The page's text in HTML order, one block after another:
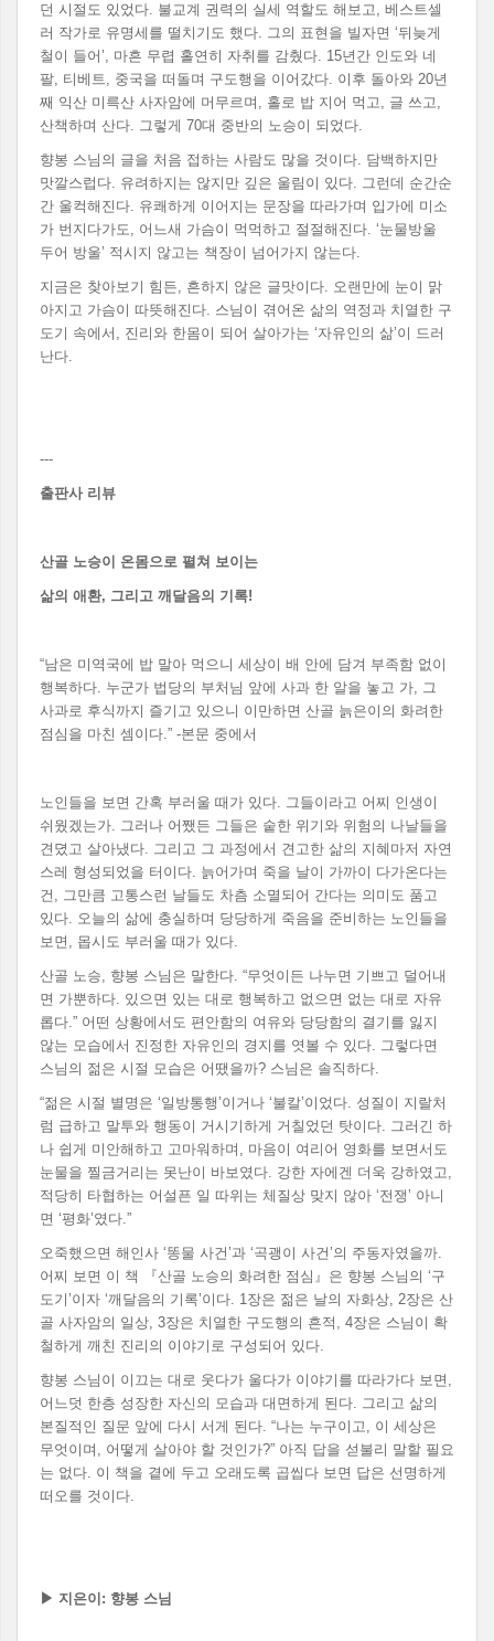
던 시절도 있었다. 불교계 권력의 실세 역할도 해보고, 베스트셀
러 작가로 유명세를 떨치기도 했다. 그의 표현을 빌자면 ‘뒤늦게
철이 들어’, 마흔 무렵 홀연히 자취를 감췄다. 15년간 인도와 네
팔, 티베트, 중국을 떠돌며 구도행을 이어갔다. 이후 돌아와 20년
째 익산 미륵산 사자암에 머무르며, 홀로 밥 지어 먹고, 글 쓰고,
산책하며 산다. 그렇게 70대 중반의 노승이 되었다.
향봉 스님의 글을 처음 접하는 사람도 많을 것이다. 담백하지만
맛깔스럽다. 유려하지는 않지만 깊은 울림이 있다. 그런데 순간순
간 울컥해진다. 유쾌하게 이어지는 문장을 따라가며 입가에 미소
가 번지다가도, 어느새 가슴이 먹먹하고 절절해진다. ‘눈물방울
두어 방울’ 적시지 않고는 책장이 넘어가지 않는다.
지금은 찾아보기 힘든, 흔하지 않은 글맛이다. 오랜만에 눈이 맑
아지고 가슴이 따뜻해진다. 스님이 겪어온 삶의 역정과 치열한 구
도기 속에서, 진리와 한몸이 되어 살아가는 ‘자유인의 삶’이 드러
난다.
---
출판사 리뷰
산골 노승이 온몸으로 펼쳐 보이는
삶의 애환, 그리고 깨달음의 기록!
“남은 미역국에 밥 말아 먹으니 세상이 배 안에 담겨 부족함 없이
행복하다. 누군가 법당의 부처님 앞에 사과 한 알을 놓고 가, 그
사과로 후식까지 즐기고 있으니 이만하면 산골 늙은이의 화려한
점심을 마친 셈이다.” -본문 중에서
노인들을 보면 간혹 부러울 때가 있다. 그들이라고 어찌 인생이
쉬웠겠는가. 그러나 어쨌든 그들은 숱한 위기와 위험의 나날들을
견뎠고 살아냈다. 그리고 그 과정에서 견고한 삶의 지혜마저 자연
스레 형성되었을 터이다. 늙어가며 죽을 날이 가까이 다가온다는
건, 그만큼 고통스런 날들도 차츰 소멸되어 간다는 의미도 품고
있다. 오늘의 삶에 충실하며 당당하게 죽음을 준비하는 노인들을
보면, 몹시도 부러울 때가 있다.
산골 노승, 향봉 스님은 말한다. “무엇이든 나누면 기쁘고 덜어내
면 가뿐하다. 있으면 있는 대로 행복하고 없으면 없는 대로 자유
롭다.” 어떤 상황에서도 편안함의 여유와 당당함의 결기를 잃지
않는 모습에서 진정한 자유인의 경지를 엿볼 수 있다. 그렇다면
스님의 젊은 시절 모습은 어땠을까? 스님은 솔직하다.
“젊은 시절 별명은 ‘일방통행’이거나 ‘불칼’이었다. 성질이 지랄처
럼 급하고 말투와 행동이 거시기하게 거칠었던 탓이다. 그러긴 하
나 쉽게 미안해하고 고마워하며, 마음이 여리어 영화를 보면서도
눈물을 찔금거리는 못난이 바보였다. 강한 자에겐 더욱 강하였고,
적당히 타협하는 어설픈 일 따위는 체질상 맞지 않아 ‘전쟁’ 아니
면 ‘평화’였다.”
오죽했으면 해인사 ‘똥물 사건’과 ‘곡괭이 사건’의 주동자였을까.
어찌 보면 이 책 『산골 노승의 화려한 점심』은 향봉 스님의 ‘구
도기’이자 ‘깨달음의 기록’이다. 1장은 젊은 날의 자화상, 2장은 산
골 사자암의 일상, 3장은 치열한 구도행의 흔적, 4장은 스님이 확
철하게 깨친 진리의 이야기로 구성되어 있다.
향봉 스님이 이끄는 대로 웃다가 울다가 이야기를 따라가다 보면,
어느덧 한층 성장한 자신의 모습과 대면하게 된다. 그리고 삶의
본질적인 질문 앞에 다시 서게 된다. “나는 누구이고, 이 세상은
무엇이며, 어떻게 살아야 할 것인가?” 아직 답을 섣불리 말할 필요
는 없다. 이 책을 곁에 두고 오래도록 곱씹다 보면 답은 선명하게
떠오를 것이다.
▶ 지은이 : 향봉 스님